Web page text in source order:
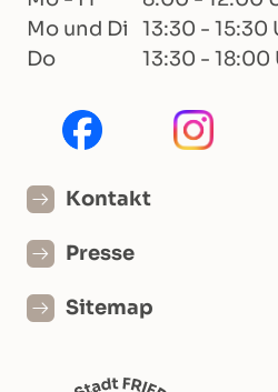
Mo und Di
13:30 - 15:30
Do
13:30 - 18:00
Kontakt
Presse
Sitemap